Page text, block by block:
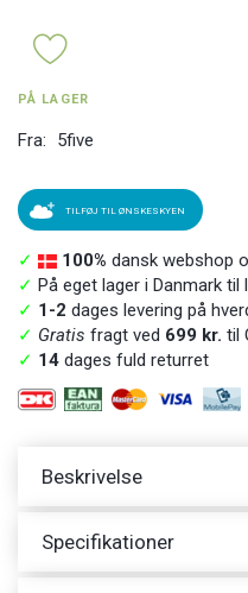
PÅ LAGER
Fra: 5five
TILFØJ TIL ØNSKESKYEN
✓ 100% dansk webshop
✓ På eget lager i Danmark til
✓ 1-2 dages levering på
✓ Gratis fragt ved 699 kr. til
✓ 14 dages fuld returret
Beskrivelse
Specifikationer